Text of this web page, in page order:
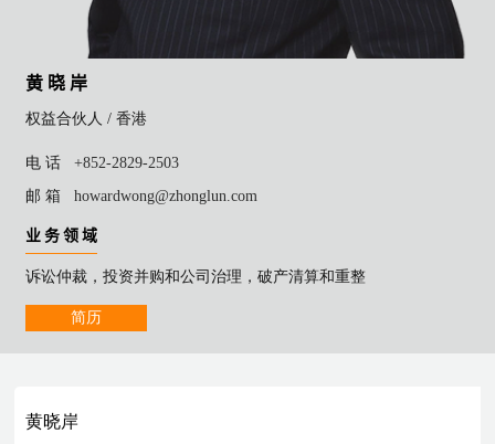
黄 晓 岸
权益合伙人 /香港
电 话
+852-2829-2503
邮 箱
howardwong@zhonglun.com
业 务 领 域
诉讼仲裁，投资并购和公司治理，破产清算和重整
简历
黄晓岸